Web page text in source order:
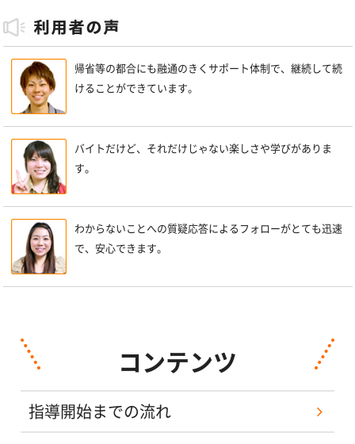
帰省等の都合にも融通のきくサポート体制で、継続して続
けることができています。
バイトだけど、それだけじゃない楽しさや学びがありま
す。
わからないことへの質疑応答によるフォローがとても迅速
で、安心できます。
コンテンツ
指導開始までの流れ